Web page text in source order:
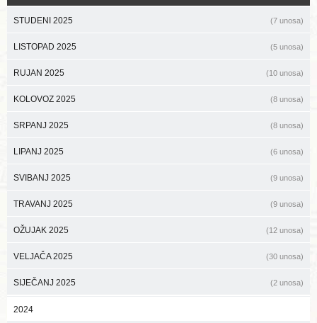
STUDENI 2025 (7 unosa)
LISTOPAD 2025 (5 unosa)
RUJAN 2025 (10 unosa)
KOLOVOZ 2025 (8 unosa)
SRPANJ 2025 (8 unosa)
LIPANJ 2025 (6 unosa)
SVIBANJ 2025 (9 unosa)
TRAVANJ 2025 (9 unosa)
OŽUJAK 2025 (12 unosa)
VELJAČA 2025 (30 unosa)
SIJEČANJ 2025 (2 unosa)
2024